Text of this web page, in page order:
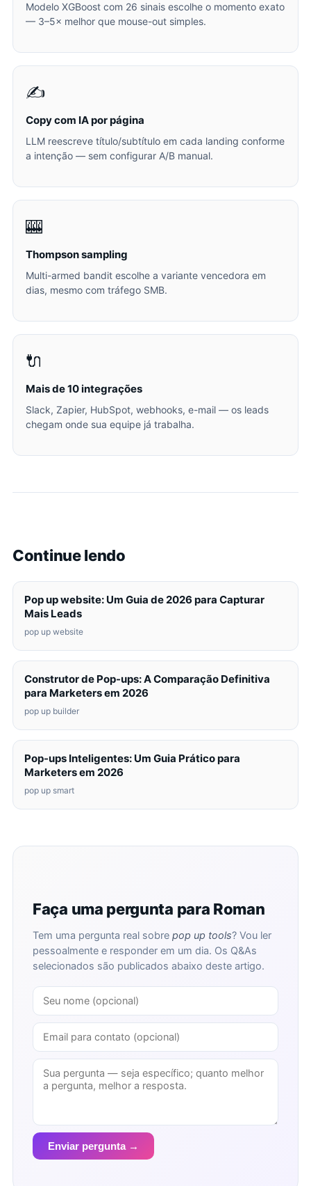
Modelo XGBoost com 26 sinais escolhe o momento exato
— 3–5× melhor que mouse-out simples.
✍️
Copy com IA por página
LLM reescreve título/subtítulo em cada landing conforme
a intenção — sem configurar A/B manual.
🎰
Thompson sampling
Multi-armed bandit escolhe a variante vencedora em
dias, mesmo com tráfego SMB.
🔌
Mais de 10 integrações
Slack, Zapier, HubSpot, webhooks, e-mail — os leads
chegam onde sua equipe já trabalha.
Continue lendo
Pop up website: Um Guia de 2026 para Capturar
Mais Leads
pop up website
Construtor de Pop-ups: A Comparação Definitiva
para Marketers em 2026
pop up builder
Pop-ups Inteligentes: Um Guia Prático para
Marketers em 2026
pop up smart
Faça uma pergunta para Roman
Tem uma pergunta real sobre pop up tools? Vou ler
pessoalmente e responder em um dia. Os Q&As
selecionados são publicados abaixo deste artigo.
Enviar pergunta →